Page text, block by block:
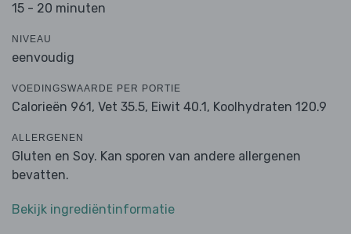
15 - 20 minuten
NIVEAU
eenvoudig
VOEDINGSWAARDE PER PORTIE
Calorieën 961, Vet 35.5, Eiwit 40.1, Koolhydraten 120.9
ALLERGENEN
Gluten en Soy. Kan sporen van andere allergenen
bevatten.
Bekijk ingrediëntinformatie